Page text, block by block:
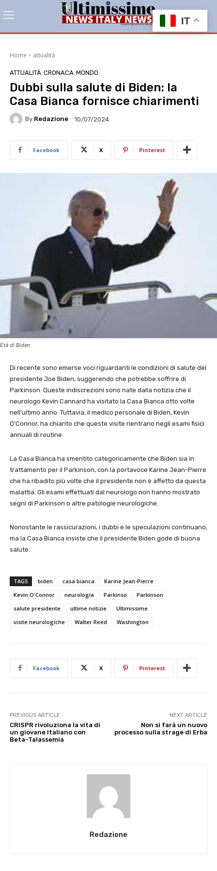
Home attualità
ATTUALITÀ CRONACA MONDO
Dubbi sulla salute di Biden: la
Casa Bianca fornisce chiarimenti
By Redazione 10/07/2024
Facebook X Pinterest
Età di Biden
Di recente sono emerse voci riguardanti le condizioni di salute del
presidente Joe Biden, suggerendo che potrebbe soffrire di
Parkinson. Queste indiscrezioni sono nate dalla notizia che il
neurologo Kevin Cannard ha visitato la Casa Bianca otto volte
nell’ultimo anno. Tuttavia, il medico personale di Biden, Kevin
O’Connor, ha chiarito che queste visite rientrano negli esami fisici
annuali di routine.
La Casa Bianca ha smentito categoricamente che Biden sia in
trattamento per il Parkinson, con la portavoce Karine Jean-Pierre
che ha ribadito più volte che il presidente non è affetto da questa
malattia. Gli esami effettuati dal neurologo non hanno mostrato
segni di Parkinson o altre patologie neurologiche.
Nonostante le rassicurazioni, i dubbi e le speculazioni continuano,
ma la Casa Bianca insiste che il presidente Biden gode di buona
salute.
TAGS biden casa bianca
Karine Jean-Pierre
Kevin O'Connor
neurologia Parkinso
Parkinson
salute presidente
ultime notizie
Ultimissime
visite neurologiche
Walter Reed Washington
Facebook X Pinterest
PREVIOUS ARTICLE
CRISPR rivoluziona la vita di
un giovane Italiano con
Beta-Talassemia
NEXT ARTICLE
Non si farà un nuovo
processo sulla strage di Erba
Redazione
IT